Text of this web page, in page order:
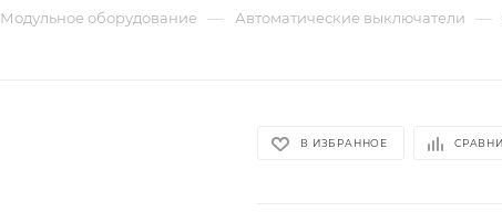
Модульное оборудование — Автоматические выключатели —
В ИЗБРАННОЕ